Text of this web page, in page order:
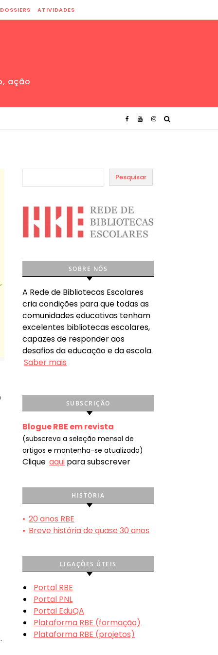
DOSSIERS ATIVIDADES
ação
Pesquisar
SOBRE NÓS
A Rede de Bibliotecas Escolares
cria condições para que todas as
comunidades educativas tenham
excelentes bibliotecas escolares,
capazes de responder aos
desafios da educação e da escola.
Saber mais
SUBSCRIÇÃO
Blogue RBE em revista
(subscreva a seleção mensal de
artigos e mantenha-se atualizado)
Clique aqui para subscrever
HISTÓRIA
• 20 anos RBE
• Breve história de quase 30 anos
LIGAÇÕES ÚTEIS
Portal RBE
Portal PNL
Portal EduQA
Plataforma RBE (formação)
Plataforma RBE (projetos)